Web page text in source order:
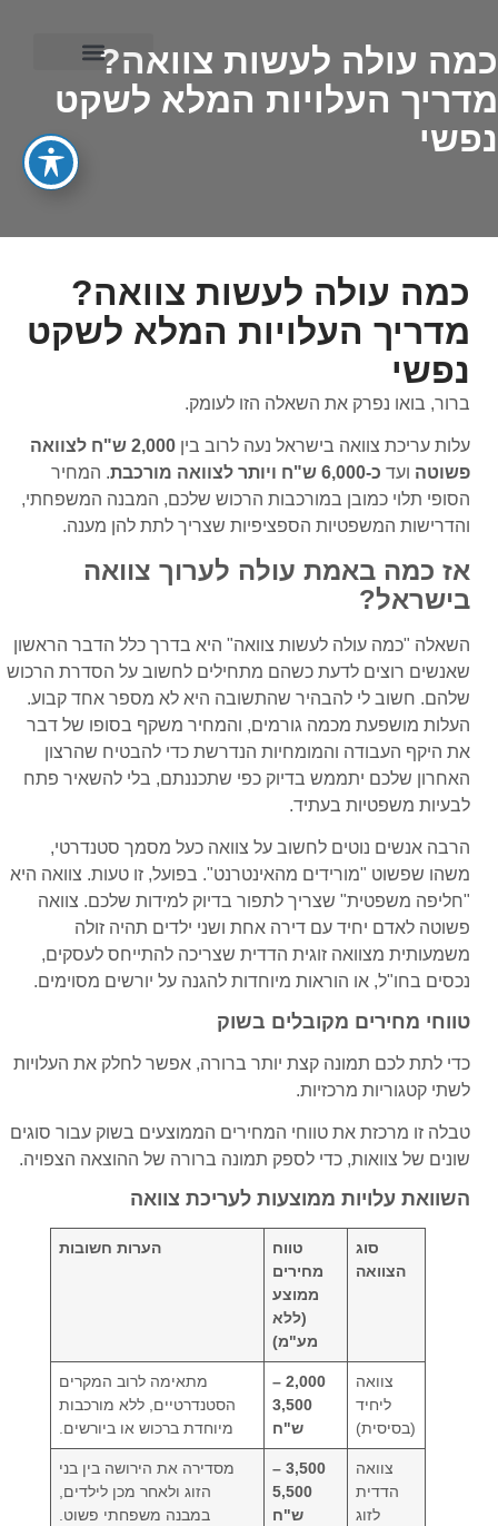
כמה עולה לעשות צוואה?
מדריך העלויות המלא לשקט
נפשי
כמה עולה לעשות צוואה?
מדריך העלויות המלא לשקט
נפשי
ברור, בואו נפרק את השאלה הזו לעומק.
עלות עריכת צוואה בישראל נעה לרוב בין
2,000 ש"ח לצוואה
פשוטה ועד כ-6,000 ש"ח ויותר לצוואה מורכבת
. המחיר
הסופי תלוי כמובן במורכבות הרכוש שלכם, המבנה המשפחתי,
והדרישות המשפטיות הספציפיות שצריך לתת להן מענה.
אז כמה באמת עולה לערוך צוואה
בישראל?
השאלה "כמה עולה לעשות צוואה" היא בדרך כלל הדבר הראשון
שאנשים רוצים לדעת כשהם מתחילים לחשוב על הסדרת הרכוש
שלהם. חשוב לי להבהיר שהתשובה היא לא מספר אחד קבוע.
העלות מושפעת מכמה גורמים, והמחיר משקף בסופו של דבר
את היקף העבודה והמומחיות הנדרשת כדי להבטיח שהרצון
האחרון שלכם יתממש בדיוק כפי שתכננתם, בלי להשאיר פתח
לבעיות משפטיות בעתיד.
הרבה אנשים נוטים לחשוב על צוואה כעל מסמך סטנדרטי,
משהו שפשוט "מורידים מהאינטרנט". בפועל, זו טעות. צוואה היא
"חליפה משפטית" שצריך לתפור בדיוק למידות שלכם. צוואה
פשוטה לאדם יחיד עם דירה אחת ושני ילדים תהיה זולה
משמעותית מצוואה זוגית הדדית שצריכה להתייחס לעסקים,
נכסים בחו"ל, או הוראות מיוחדות להגנה על יורשים מסוימים.
טווחי מחירים מקובלים בשוק
כדי לתת לכם תמונה קצת יותר ברורה, אפשר לחלק את העלויות
לשתי קטגוריות מרכזיות.
טבלה זו מרכזת את טווחי המחירים הממוצעים בשוק עבור סוגים
שונים של צוואות, כדי לספק תמונה ברורה של ההוצאה הצפויה.
השוואת עלויות ממוצעות לעריכת צוואה
סוג
הצוואה
טווח
מחירים
ממוצע
(ללא
מע"מ)
הערות חשובות
צוואה
ליחיד
(בסיסית)
2,000 –
3,500
ש"ח
מתאימה לרוב המקרים
הסטנדרטיים, ללא מורכבות
מיוחדת ברכוש או ביורשים.
צוואה
הדדית
לזוג
3,500 –
5,500
ש"ח
מסדירה את הירושה בין בני
הזוג ולאחר מכן לילדים,
במבנה משפחתי פשוט.